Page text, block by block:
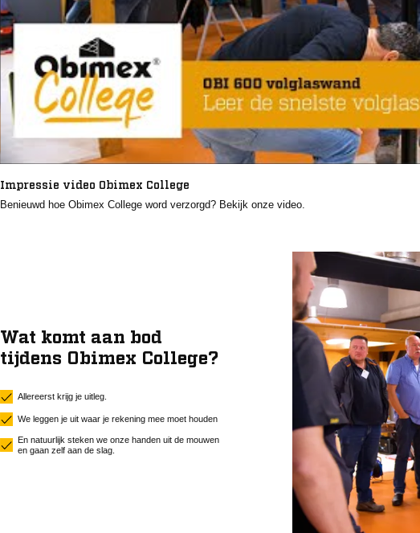
Impressie video Obimex College
Benieuwd hoe Obimex College word verzorgd? Bekijk onze video.
Wat komt aan bod
tijdens Obimex College?
Allereerst krijg je uitleg.
We leggen je uit waar je rekening mee moet houden
En natuurlijk steken we onze handen uit de mouwen
en gaan zelf aan de slag.